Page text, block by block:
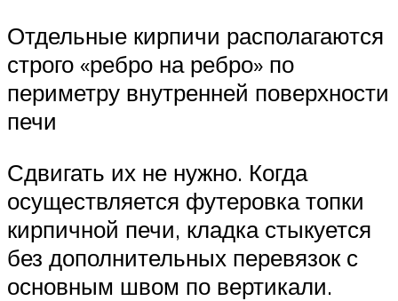
Отдельные кирпичи располагаются
строго «ребро на ребро» по
периметру внутренней поверхности
печи
Сдвигать их не нужно. Когда
осуществляется футеровка топки
кирпичной печи, кладка стыкуется
без дополнительных перевязок с
основным швом по вертикали.